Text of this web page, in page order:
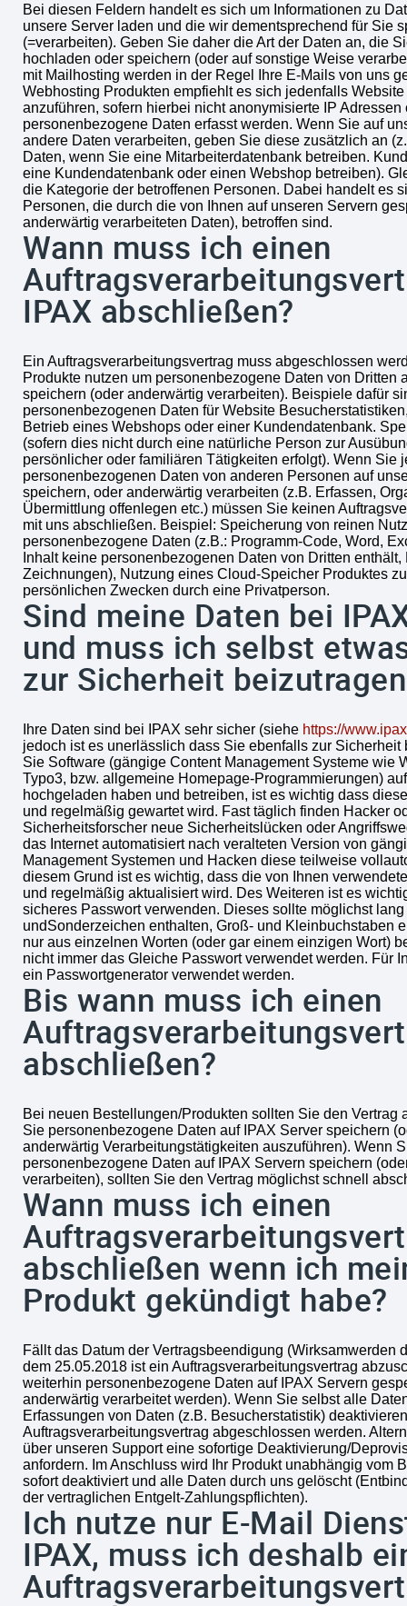
Bei diesen Feldern handelt es sich um Informationen zu
unsere Server laden und die wir dementsprechend für Sie
(=verarbeiten). Geben Sie daher die Art der Daten an, die
hochladen oder speichern (oder auf sonstige Weise
mit Mailhosting werden in der Regel Ihre E-Mails von uns
Webhosting Produkten empfiehlt es sich jedenfalls
anzuführen, sofern hierbei nicht anonymisierte IP Adressen
personenbezogene Daten erfasst werden. Wenn Sie auf
andere Daten verarbeiten, geben Sie diese zusätzlich an
Daten, wenn Sie eine Mitarbeiterdatenbank betreiben.
eine Kundendatenbank oder einen Webshop betreiben).
die Kategorie der betroffenen Personen. Dabei handelt es
Personen, die durch die von Ihnen auf unseren Servern
anderwärtig verarbeiteten Daten), betroffen sind.
Wann muss ich einen
IPAX abschließen?
Ein Auftragsverarbeitungsvertrag muss abgeschlossen
Produkte nutzen um personenbezogene Daten von Dritten
speichern (oder anderwärtig verarbeiten). Beispiele dafür
personenbezogenen Daten für Website
Betrieb eines Webshops oder einer Kundendatenbank.
(sofern dies nicht durch eine natürliche Person zur
persönlicher oder familiären Tätigkeiten erfolgt). Wenn Sie
personenbezogenen Daten von anderen Personen auf
speichern, oder anderwärtig verarbeiten (z.B. Erfassen,
Übermittlung offenlegen etc.) müssen Sie keinen
mit uns abschließen. Beispiel: Speicherung von reinen
personenbezogene Daten (z.B.: Programm-Code, Word,
Inhalt keine personenbezogenen Daten von Dritten
Zeichnungen), Nutzung eines Cloud-Speicher Produktes
persönlichen Zwecken durch eine Privatperson.
Sind meine Daten bei
und muss ich selbst
zur Sicherheit
Ihre Daten sind bei IPAX sehr sicher (siehe https://
jedoch ist es unerlässlich dass Sie ebenfalls zur Sicherheit
Sie Software (gängige Content Management Systeme wie
Typo3, bzw. allgemeine Homepage-Programmierungen)
hochgeladen haben und betreiben, ist es wichtig dass
und regelmäßig gewartet wird. Fast täglich finden Hacker
Sicherheitsforscher neue Sicherheitslücken oder
das Internet automatisiert nach veralteten Version von
Management Systemen und Hacken diese teilweise
diesem Grund ist es wichtig, dass die von Ihnen
und regelmäßig aktualisiert wird. Des Weiteren ist es
sicheres Passwort verwenden. Dieses sollte möglichst
undSonderzeichen enthalten, Groß- und Kleinbuchstaben
nur aus einzelnen Worten (oder gar einem einzigen Wort)
nicht immer das Gleiche Passwort verwendet werden. Für
ein Passwortgenerator verwendet werden.
Bis wann muss ich einen
abschließen?
Bei neuen Bestellungen/Produkten sollten Sie den Vertrag
Sie personenbezogene Daten auf IPAX Server speichern
anderwärtig Verarbeitungstätigkeiten auszuführen). Wenn
personenbezogene Daten auf IPAX Servern speichern
verarbeiten), sollten Sie den Vertrag möglichst schnell
Wann muss ich einen
abschließen wenn ich
Produkt gekündigt habe?
Fällt das Datum der Vertragsbeendigung (Wirksamwerden
dem 25.05.2018 ist ein Auftragsverarbeitungsvertrag
weiterhin personenbezogene Daten auf IPAX Servern
anderwärtig verarbeitet werden). Wenn Sie selbst alle
Erfassungen von Daten (z.B. Besucherstatistik)
Auftragsverarbeitungsvertrag abgeschlossen werden.
über unseren Support eine sofortige Deaktivierung/
anfordern. Im Anschluss wird Ihr Produkt unabhängig vom
sofort deaktiviert und alle Daten durch uns gelöscht
der vertraglichen Entgelt-Zahlungspflichten).
Ich nutze nur E-Mail
IPAX, muss ich deshalb